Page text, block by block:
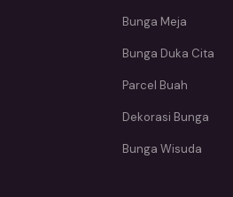
Bunga Meja
Bunga Duka Cita
Parcel Buah
Dekorasi Bunga
Bunga Wisuda